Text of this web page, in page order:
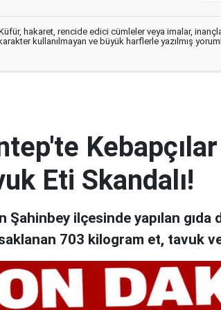
hakaret, rencide edici cümleler veya imalar,
kullanılmayan ve büyük harflerle yazılmış
Eti Skandalı!
Şahinbey ilçesinde yapılan
703 kilogram et, tavuk